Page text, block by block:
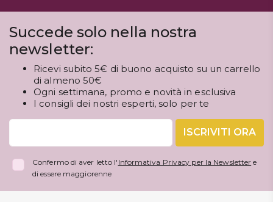
Succede solo nella nostra
newsletter:
Ricevi subito 5€ di buono acquisto su un carrello
di almeno 50€
Ogni settimana, promo e novità in esclusiva
I consigli dei nostri esperti, solo per te
ISCRIVITI ORA
Confermo di aver letto l' Informativa Privacy per la Newsletter e
di essere maggiorenne